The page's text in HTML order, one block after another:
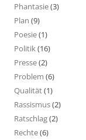
Phantasie(3)
Plan (9)
Poesie(1)
Politik(16)
Presse(2)
Problem (6)
Qualität(1)
Rassismus(2)
Ratschlag(2)
Rechte(6)